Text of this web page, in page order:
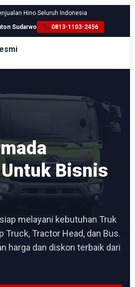
Hino Seluruh Indonesia
Sudarwo 0813-1103-2456
Bisnis
melayani kebutuhan Truk
Truck, Tractor Head, dan Bus.
harga dan diskon terbaik dari